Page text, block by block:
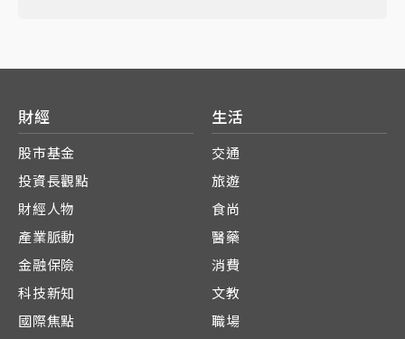
財經
股市基金
投資長觀點
財經人物
產業脈動
金融保險
科技新知
國際焦點
生活
交通
旅遊
食尚
醫藥
消費
文教
職場